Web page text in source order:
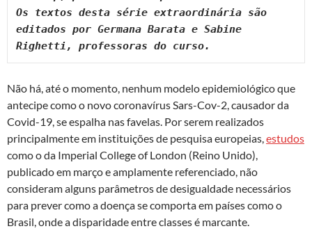
Os textos desta série extraordinária são
editados por Germana Barata e Sabine
Righetti, professoras do curso.
Não há, até o momento, nenhum modelo epidemiológico que
antecipe como o novo coronavírus Sars-Cov-2, causador da
Covid-19, se espalha nas favelas. Por serem realizados
principalmente em instituições de pesquisa europeias,estudos
como o da Imperial College of London (Reino Unido),
publicado em março e amplamente referenciado, não
consideram alguns parâmetros de desigualdade necessários
para prever como a doença se comporta em países como o
Brasil, onde a disparidade entre classes é marcante.